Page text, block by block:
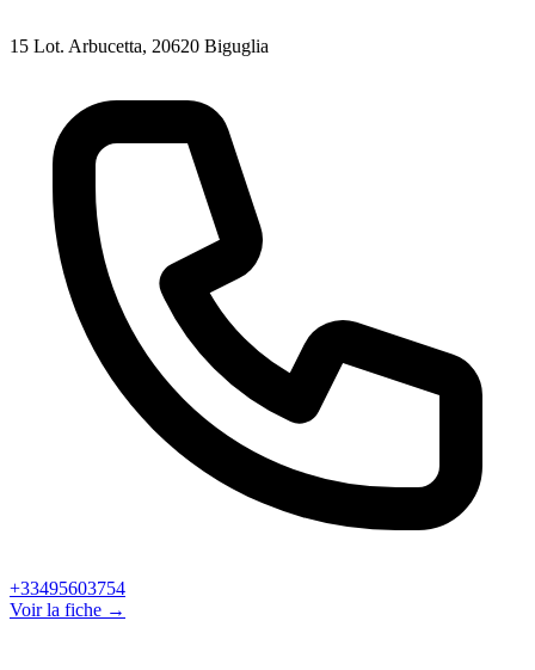
15 Lot. Arbucetta, 20620 Biguglia
+33495603754
Voir la fiche →